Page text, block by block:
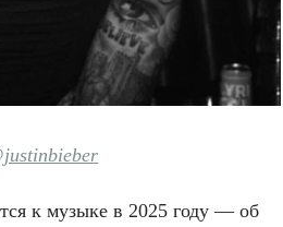
к музыке в 2025 году — об